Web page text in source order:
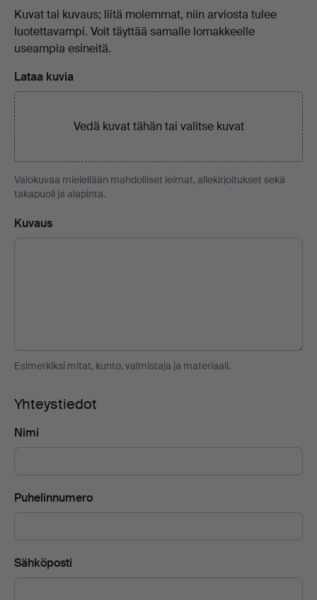
Kuvat tai kuvaus; liitä molemmat, niin arviosta tulee
luotettavampi. Voit täyttää samalle lomakkeelle
useampia esineitä.
Lataa kuvia
Vedä kuvat tähän tai valitse kuvat
Valokuvaa mielellään mahdolliset leimat, allekirjoitukset sekä
takapuoli ja alapinta.
Kuvaus
Esimerkiksi mitat, kunto, valmistaja ja materiaali.
Yhteystiedot
Nimi
Puhelinnumero
Sähköposti